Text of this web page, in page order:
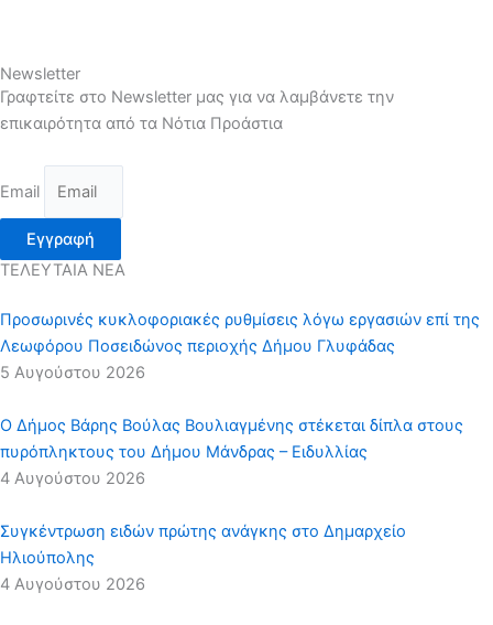
Newsletter
Γραφτείτε στο Newsletter μας για να λαμβάνετε την
επικαιρότητα από τα Νότια Προάστια
Email
Εγγραφή
ΤΕΛΕΥΤΑΙΑ ΝΕΑ
Προσωρινές κυκλοφοριακές ρυθμίσεις λόγω εργασιών επί της
Λεωφόρου Ποσειδώνος περιοχής Δήμου Γλυφάδας
5 Αυγούστου 2026
Ο Δήμος Βάρης Βούλας Βουλιαγμένης στέκεται δίπλα στους
πυρόπληκτους του Δήμου Μάνδρας – Ειδυλλίας
4 Αυγούστου 2026
Συγκέντρωση ειδών πρώτης ανάγκης στο Δημαρχείο
Ηλιούπολης
4 Αυγούστου 2026